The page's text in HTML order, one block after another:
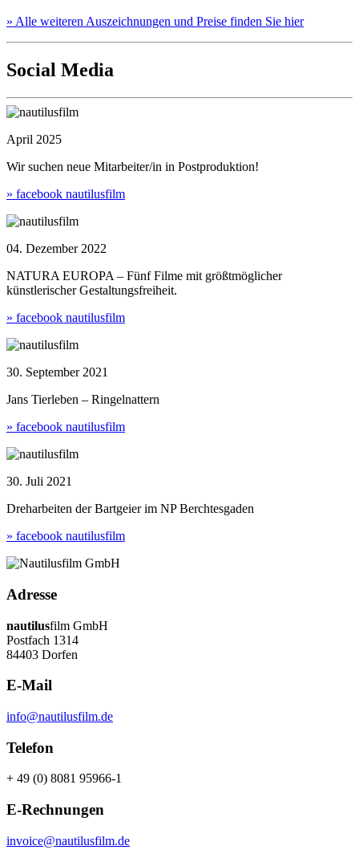
» Alle weiteren Auszeichnungen und Preise finden Sie hier
Social Media
April 2025
Wir suchen neue Mitarbeiter/in in Postproduktion!
» facebook nautilusfilm
04. Dezember 2022
NATURA EUROPA – Fünf Filme mit größtmöglicher
künstlerischer Gestaltungsfreiheit.
» facebook nautilusfilm
30. September 2021
Jans Tierleben – Ringelnattern
» facebook nautilusfilm
30. Juli 2021
Dreharbeiten der Bartgeier im NP Berchtesgaden
» facebook nautilusfilm
Adresse
nautilusfilm GmbH
Postfach 1314
84403 Dorfen
E-Mail
info@nautilusfilm.de
Telefon
+ 49 (0) 8081 95966-1
E-Rechnungen
invoice@nautilusfilm.de